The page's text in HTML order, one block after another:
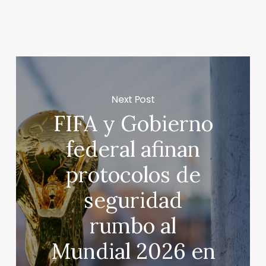
Next Post
FIFA y Gobierno
federal afinan
protocolos de
seguridad
rumbo al
Mundial 2026 en